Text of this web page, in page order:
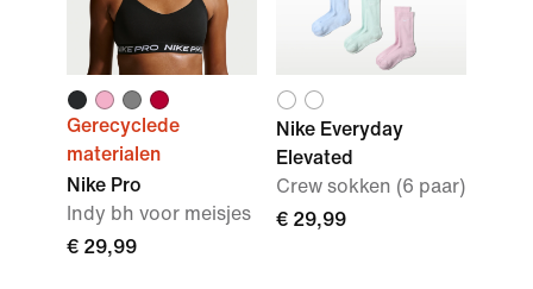
Gerecyclede
materialen
Nike Pro
Indy bh voor meisjes
€ 29,99
Nike Everyday
Elevated
Crew sokken (6 paar)
€ 29,99